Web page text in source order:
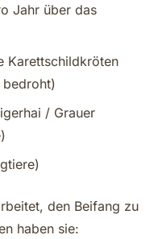
Jahr über das
Karettschildkröten
/ Grauer
den Beifang zu
haben sie: